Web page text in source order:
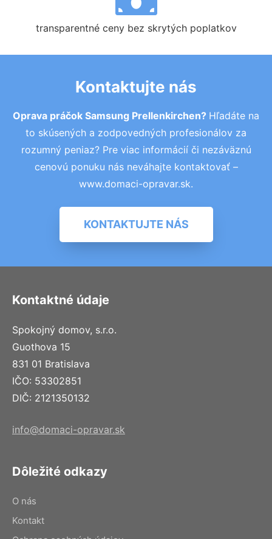
transparentné ceny bez skrytých poplatkov
Kontaktujte nás
Oprava práčok Samsung Prellenkirchen? Hľadáte na
to skúsených a zodpovedných profesionálov za
rozumný peniaz? Pre viac informácií či nezáväznú
cenovú ponuku nás neváhajte kontaktovať –
www.domaci-opravar.sk.
KONTAKTUJTE NÁS
Kontaktné údaje
Spokojný domov, s.r.o.
Guothova 15
831 01 Bratislava
IČO: 53302851
DIČ: 2121350132
info@domaci-opravar.sk
Dôležité odkazy
O nás
Kontakt